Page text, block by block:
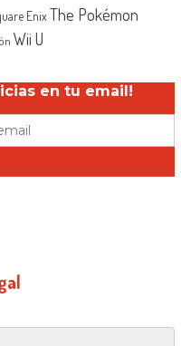
EnixThe Pokémon
Wii U
en tu email!